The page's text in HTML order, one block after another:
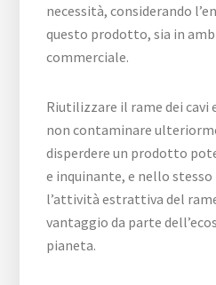
necessità, considerando
questo prodotto, sia in
commerciale.
Riutilizzare il rame dei
non contaminare
disperdere un prodotto
e inquinante, e nello
l’attività estrattiva del
vantaggio da parte
pianeta.